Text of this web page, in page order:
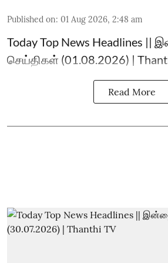
Published on: 01 Aug 2026, 2:48 am
Today Top News Headlines ||
செய்திகள் (01.08.2026) |
Read More